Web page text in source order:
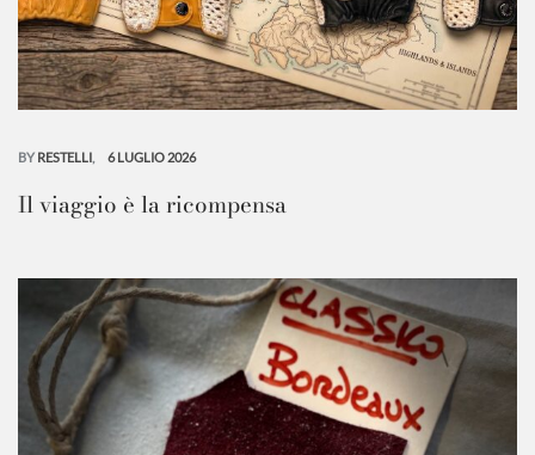
BY RESTELLI 6 LUGLIO 2026
Il viaggio è la ricompensa